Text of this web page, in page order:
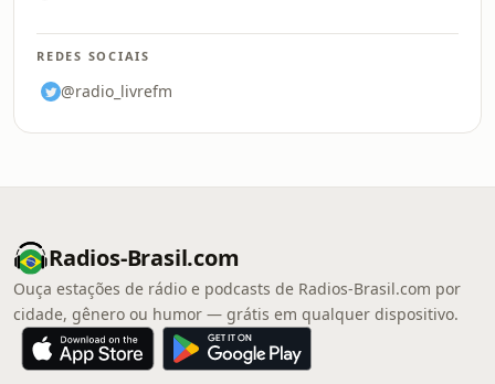
REDES SOCIAIS
@radio_livrefm
Radios-Brasil.com
Ouça estações de rádio e podcasts de Radios-Brasil.com por
cidade, gênero ou humor — grátis em qualquer dispositivo.